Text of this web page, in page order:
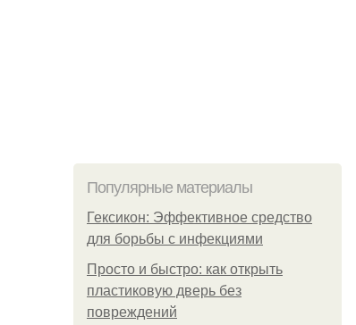
Популярные материалы
Гексикон: Эффективное средство
для борьбы с инфекциями
Просто и быстро: как открыть
пластиковую дверь без
повреждений